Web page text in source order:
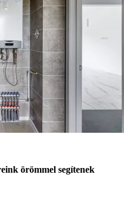
örömmel segítenek